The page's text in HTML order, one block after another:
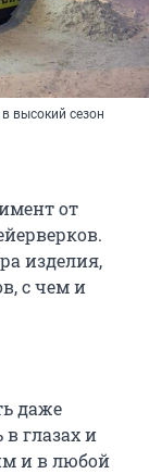
высокий сезон
от
изделия,
с чем и
даже
глазах и
и в любой